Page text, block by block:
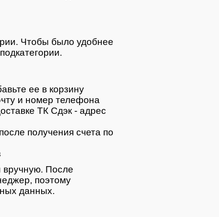
Чтобы было удобнее
ее в корзину
и номер телефона
ТК Сдэк - адрес
получения счета по
вручную. После
поэтому
данных.